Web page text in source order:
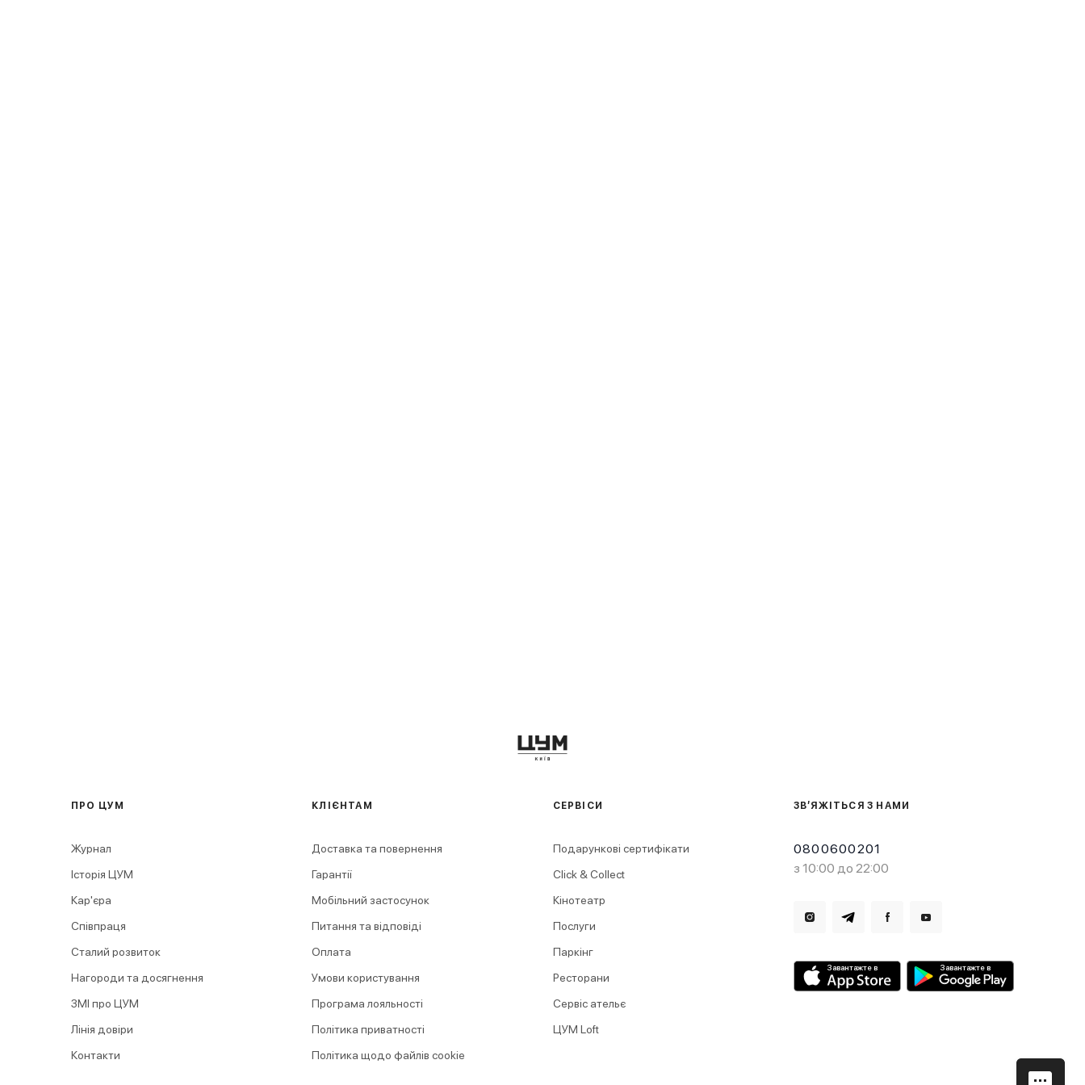
ЗВ’ЯЖІТЬСЯ З НАМИ
0800600201
з 10:00 до 22:00
Завантажте в Завантажте в
ПРО ЦУМ
Журнал
Історія ЦУМ
Кар'єра
Співпраця
Сталий розвиток
Нагороди та досягнення
ЗМІ про ЦУМ
Лінія довіри
Контакти
КЛІЄНТАМ
Доставка та повернення
Гарантії
Мобільний застосунок
Питання та відповіді
Оплата
Умови користування
Програма лояльності
Політика приватності
Політика щодо файлів cookie
СЕРВІСИ
Подарункові сертифікати
Click & Collect
Кінотеатр
Послуги
Паркінг
Ресторани
Сервіс ательє
ЦУМ Loft